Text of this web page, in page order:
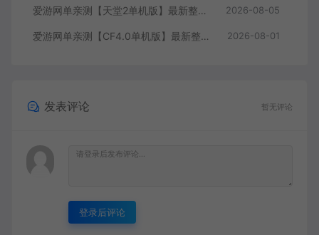
爱游网单亲测【天堂2单机版】最新整理水龙法利昂带假人商业端制作单机 内置多功能GM控制台 可发物品装备 虚拟机一键端 视频安装教学 2026-08-05
爱游网单亲测【CF4.0单机版】最新整理单机带GM后台可添加全物品装备 人机对战可选难度 带单机内辅 一键启动视频教学 2026-08-01
发表评论 暂无评论
登录后评论